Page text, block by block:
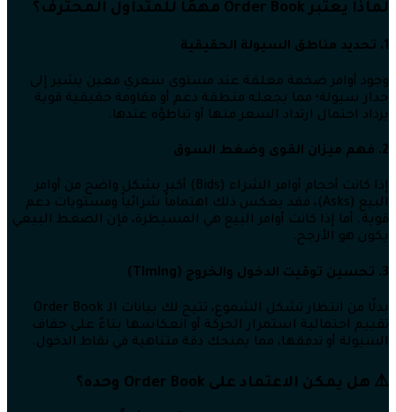
لماذا يعتبر Order Book مهمًا للمتداول المحترف؟
1. تحديد مناطق السيولة الحقيقية
وجود أوامر ضخمة معلقة عند مستوى سعري معين يشير إلى
جدار سيولة؛ مما يجعله منطقة دعم أو مقاومة حقيقية قوية
يزداد احتمال ارتداد السعر منها أو تباطؤه عندها.
2. فهم ميزان القوى وضغط السوق
إذا كانت أحجام أوامر الشراء (Bids) أكبر بشكل واضح من أوامر
البيع (Asks)، فقد يعكس ذلك اهتماماً شرائياً ومستويات دعم
قوية. أما إذا كانت أوامر البيع هي المسيطرة، فإن الضغط البيعي
يكون هو الأرجح.
3. تحسين توقيت الدخول والخروج (Timing)
بدلًا من انتظار تشكل الشموع، تتيح لك بيانات الـ Order Book
تقييم احتمالية استمرار الحركة أو انعكاسها بناءً على جفاف
السيولة أو تدفقها، مما يمنحك دقة متناهية في نقاط الدخول.
⚠️ هل يمكن الاعتماد على Order Book وحده؟